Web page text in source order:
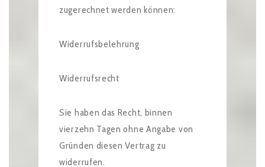
zugerechnet werden können:
Widerrufsbelehrung
Widerrufsrecht
Sie haben das Recht, binnen
vierzehn Tagen ohne Angabe von
Gründen diesen Vertrag zu
widerrufen.